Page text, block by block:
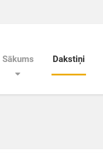
Sākums Dakstiņi